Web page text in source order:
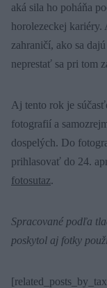
aká sila ho poháňa
horolezeckej
zahraničí, ako sa
neprestať sa pri tom
Aj tento rok je
fotografií a
dospelých. Do
prihlasovať do 24.
fotosutaz.
Spracované podľa
poskytol aj fotky